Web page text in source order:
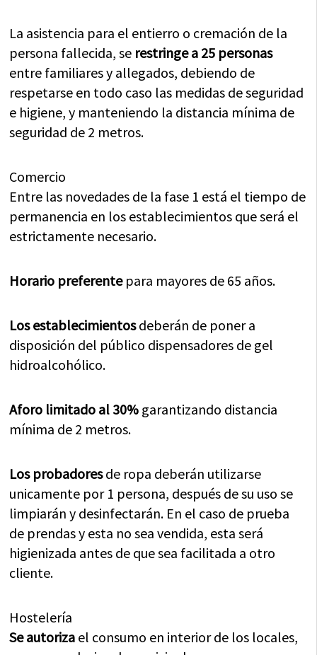
La asistencia para el entierro o cremación de la
persona fallecida, se restringe a 25 personas
entre familiares y allegados, debiendo de
respetarse en todo caso las medidas de seguridad
e higiene, y manteniendo la distancia mínima de
seguridad de 2 metros.
Comercio
Entre las novedades de la fase 1 está el tiempo de
permanencia en los establecimientos que será el
estrictamente necesario.
Horario preferentepara mayores de 65 años.
Los establecimientosdeberán de poner a
disposición del público dispensadores de gel
hidroalcohólico.
Aforo limitado al 30% garantizando distancia
mínima de 2 metros.
Los probadoresde ropa deberán utilizarse
unicamente por 1 persona, después de su uso se
limpiarán y desinfectarán. En el caso de prueba
de prendas y esta no sea vendida, esta será
higienizada antes de que sea facilitada a otro
cliente.
Hostelería
Se autoriza el consumo en interior de los locales,